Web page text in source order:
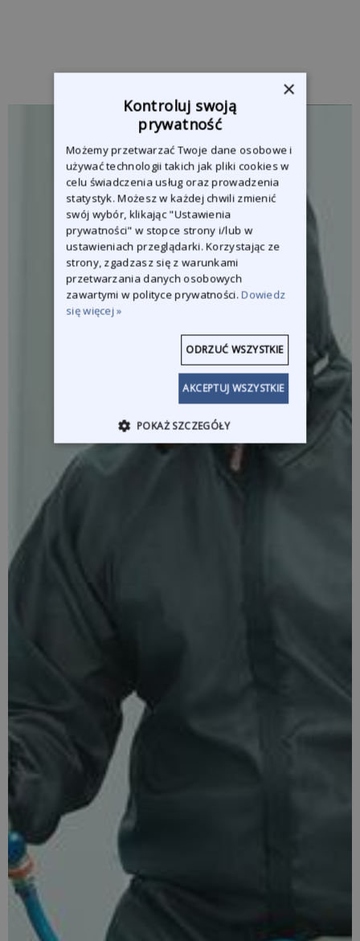
×
Kontroluj swoją
prywatność
Możemy przetwarzać Twoje dane osobowe i
używać technologii takich jak pliki cookies w
celu świadczenia usług oraz prowadzenia
statystyk. Możesz w każdej chwili zmienić
swój wybór, klikając "Ustawienia
prywatności" w stopce strony i/lub w
ustawieniach przeglądarki. Korzystając ze
strony, zgadzasz się z warunkami
przetwarzania danych osobowych
zawartymi w polityce prywatności. Dowiedz
się więcej »
AKCEPTUJ WSZYSTKIE
ODRZUĆ WSZYSTKIE
POKAŻ SZCZEGÓŁY